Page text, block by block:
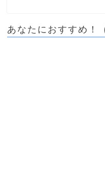
あなたにおすすめ！